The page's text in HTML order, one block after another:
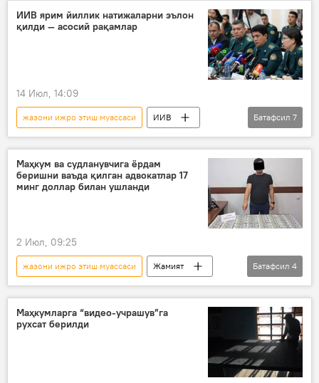
Жамият
ИИВ
жазони ижро этиш бош бошқармаси
ИИВ ярим йиллик натижаларни эълон
қилди — асосий рақамлар
14 Июл, 14:09
жазони ижро этиш муассаси
ИИВ
хавфсизлик
йўл ҳаракати қоидалари (ЙҲҚ)
тонировка
гиёҳванд моддалар
Батафсил 7
Маҳкум ва судланувчига ёрдам
беришни ваъда қилган адвокатлар 17
минг доллар билан ушланди
2 Июл, 09:25
жазони ижро этиш муассаси
Жамият
жиноят
суд
Давлат хавфсизлик хизмати (ДХХ)
Ўзбекистон
Батафсил 4
Маҳкумларга “видео-учрашув”га
рухсат берилди